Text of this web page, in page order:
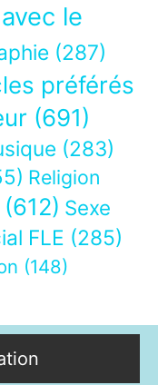
le
(287)
préférés
(691)
(283)
Religion
(612) Sexe
FLE (285)
(148)